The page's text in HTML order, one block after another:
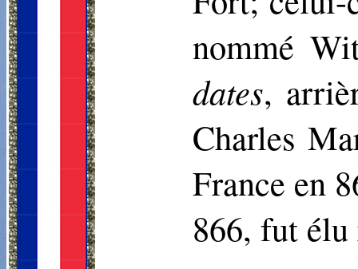
nommé
dates,
Charles
France en
866, fut